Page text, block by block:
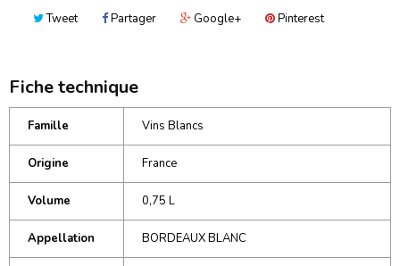
Tweet Partager Google+ Pinterest
Fiche technique
Famille Vins Blancs
Origine France
Volume 0,75 L
Appellation BORDEAUX BLANC